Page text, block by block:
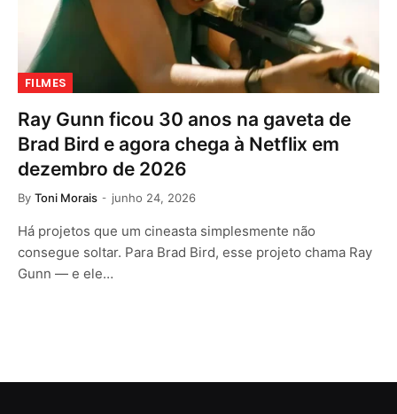
FILMES
Ray Gunn ficou 30 anos na gaveta de
Brad Bird e agora chega à Netflix em
dezembro de 2026
By Toni Morais junho 24, 2026
Há projetos que um cineasta simplesmente não
consegue soltar. Para Brad Bird, esse projeto chama Ray
Gunn — e ele…